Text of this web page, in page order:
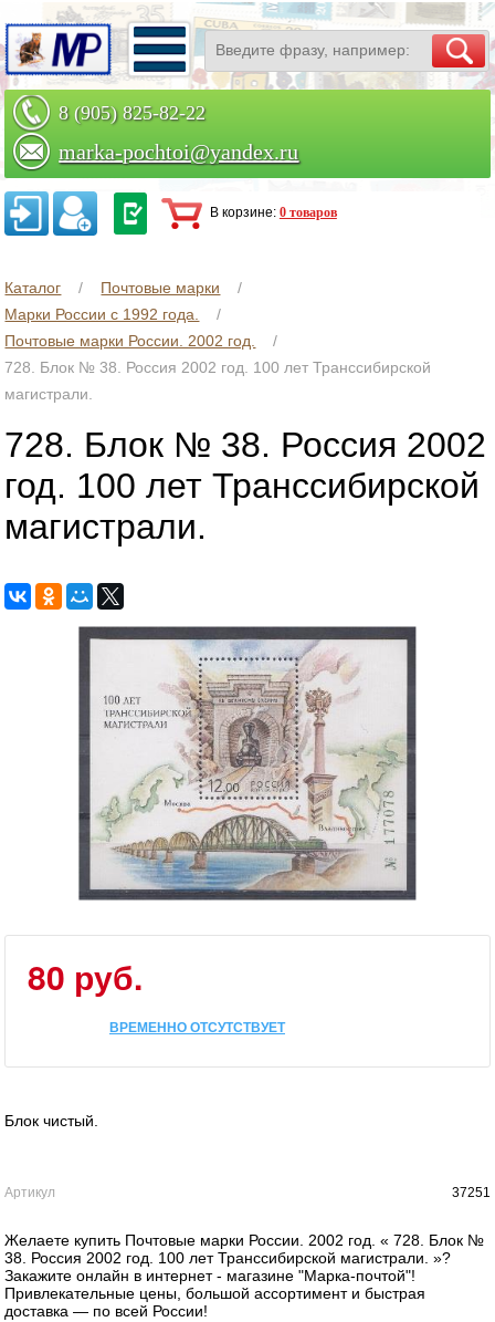
8 (905) 825-82-22
marka-pochtoi@yandex.ru
Заказать по телефону
В корзине: 0 товаров
Каталог
Почтовые марки
Марки России с 1992 года.
Почтовые марки России. 2002 год.
728. Блок № 38. Россия 2002 год. 100 лет Транссибирской
магистрали.
728. Блок № 38. Россия 2002
год. 100 лет Транссибирской
магистрали.
80 руб.
ВРЕМЕННО ОТСУТСТВУЕТ
Блок чистый.
Артикул 37251
Желаете купить Почтовые марки России. 2002 год. « 728. Блок №
38. Россия 2002 год. 100 лет Транссибирской магистрали. »?
Закажите онлайн в интернет - магазине "Марка-почтой"!
Привлекательные цены, большой ассортимент и быстрая
доставка — по всей России!